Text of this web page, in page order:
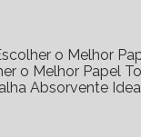
o Melhor
o Melhor Papel
Absorvente